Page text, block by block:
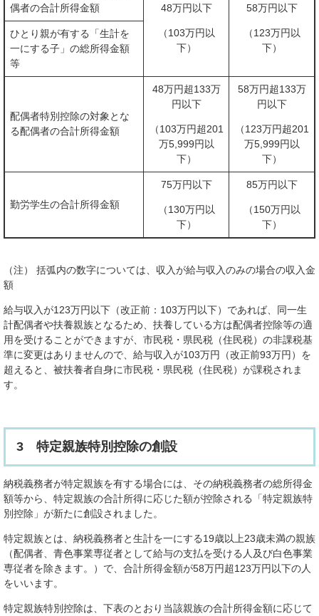
偶者の合計所得金額
48万円以下
（103万円以
下）
58万円以下
（123万円以
下）
ひとり親が有する「生計を
一にする子」の総所得金額
等
配偶者特別控除の対象とな
る配偶者の合計所得金額
48万円超133万
円以下
（103万円超201
万5,999円以
下）
58万円超133万
円以下
（123万円超201
万5,999円以
下）
勤労学生の合計所得金額
75万円以下
（130万円以
下）
85万円以下
（150万円以
下）
（注） 括弧内の数字については、収入が給与収入のみの場合の収入金
額
給与収入が123万円以下（改正前：103万円以下）であれば、同一生
計配偶者や扶養親族となるため、扶養している方は配偶者控除等の適
用を受けることができますが、市民税・県民税（住民税）の非課税基
準に変更はありませんので、給与収入が103万円（改正前93万円）を
超えると、被扶養者自身に市民税・県民税（住民税）が課税されま
す。
3 特定親族特別控除の創設
納税義務者が特定親族を有する場合には、その納税義務者の総所得金
額等から、特定親族の合計所得に応じた額が控除される「特定親族特
別控除」が新たに創設されました。
特定親族とは、納税義務者と生計を一にする19歳以上23歳未満の親族
（配偶者、青色事業専従者として給与の支払を受ける人及び白色事業
専従者を除きます。）で、合計所得金額が58万円超123万円以下の人
をいいます。
特定親族特別控除は、下表のとおり当該親族の合計所得金額に応じて